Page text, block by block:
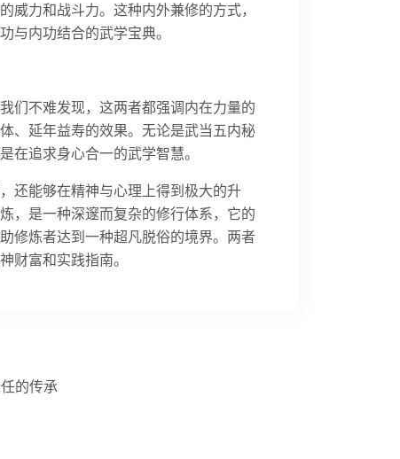
威力和战斗力。这种内外兼修的方式，
与内功结合的武学宝典。
们不难发现，这两者都强调内在力量的
、延年益寿的效果。无论是武当五内秘
在追求身心合一的武学智慧。
还能够在精神与心理上得到极大的升
，是一种深邃而复杂的修行体系，它的
修炼者达到一种超凡脱俗的境界。两者
财富和实践指南。
的传承